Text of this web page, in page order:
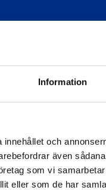
Information
och
även
som vi
eller som de har
Eko Marina
Sekretesspolicy